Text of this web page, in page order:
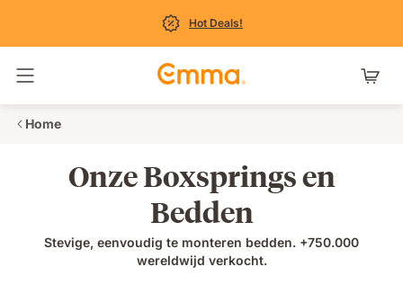
Hot Deals!
Navigatie in- en uitschakelen
Home
Onze Boxsprings en
Bedden
Stevige, eenvoudig te monteren bedden. +750.000
wereldwijd verkocht.